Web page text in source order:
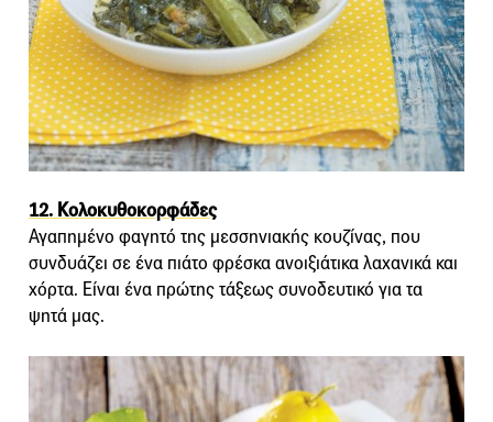
12. Κολοκυθοκορφάδες
Αγαπημένο φαγητό της μεσσηνιακής κουζίνας, που
συνδυάζει σε ένα πιάτο φρέσκα ανοιξιάτικα λαχανικά και
χόρτα. Είναι ένα πρώτης τάξεως συνοδευτικό για τα
ψητά μας.